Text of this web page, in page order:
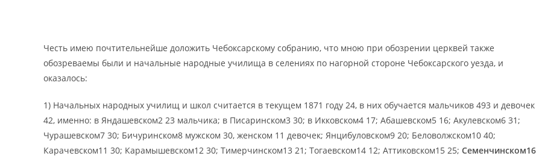
Честь имею почтительнейше доложить Чебоксарскому собранию, что мною при обозрении церквей также
обозреваемы были и начальные народные училища в селениях по нагорной стороне Чебоксарского уезда, и
оказалось:
1) Начальных народных училищ и школ считается в текущем 1871 году 24, в них обучается мальчиков 493 и девочек
42, именно: в Яндашевском2 23 мальчика; в Писаринском3 30; в Икковском4 17; Абашевском5 16; Акулевском6 31;
Чурашевском7 30; Бичуринском8 мужском 30, женском 11 девочек; Янцибуловском9 20; Беловолжском10 40;
Карачевском11 30; Карамышевском12 30; Тимерчинском13 21; Тогаевском14 12; Аттиковском15 25; Семенчинском16